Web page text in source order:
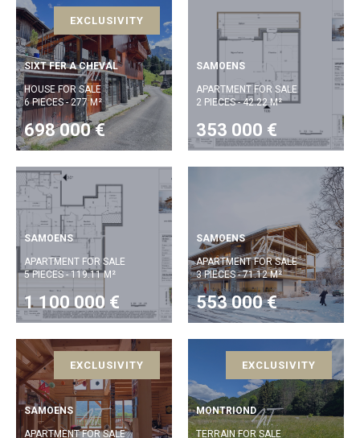
EXCLUSIVITY
SIXT FER A CHEVAL
HOUSE FOR SALE
6 PIECES - 277 M²
698 000 €
SAMOENS
APARTMENT FOR SALE
2 PIECES - 42.22 M²
353 000 €
SAMOENS
APARTMENT FOR SALE
5 PIECES - 119.11 M²
1 100 000 €
SAMOENS
APARTMENT FOR SALE
3 PIECES - 71.12 M²
553 000 €
EXCLUSIVITY
SAMOENS
APARTMENT FOR SALE
EXCLUSIVITY
MONTRIOND
TERRAIN FOR SALE